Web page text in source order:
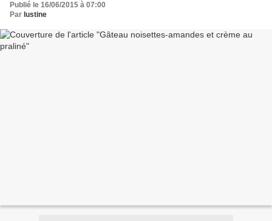
Publié le 16/06/2015 à 07:00
Par lustine